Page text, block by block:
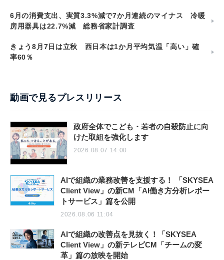
6月の消費支出、実質3.3%減で7か月連続のマイナス 冷暖
房用器具は22.7%減 総務省家計調査
きょう8月7日は立秋 西日本は1か月平均気温「高い」確
率60％
動画で見るプレスリリース
政府全体でこども・若者の自殺防止に向
けた取組を強化します
2026.08.07 14:00
AIで組織の業務改善を支援する！ 「SKYSEA
Client View」の新CM「AI働き方分析レポー
トサービス」篇を公開
2026.08.06 11:04
AIで組織の改善点を見抜く！「SKYSEA
Client View」の新テレビCM「チームの変
革」篇の放映を開始